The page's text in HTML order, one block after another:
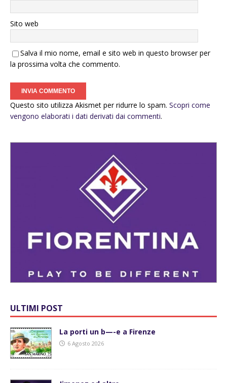
Sito web
Salva il mio nome, email e sito web in questo browser per
la prossima volta che commento.
Questo sito utilizza Akismet per ridurre lo spam. Scopri come
vengono elaborati i dati derivati dai commenti.
ULTIMI POST
La porti un b—-e a Firenze
6 Agosto 2026